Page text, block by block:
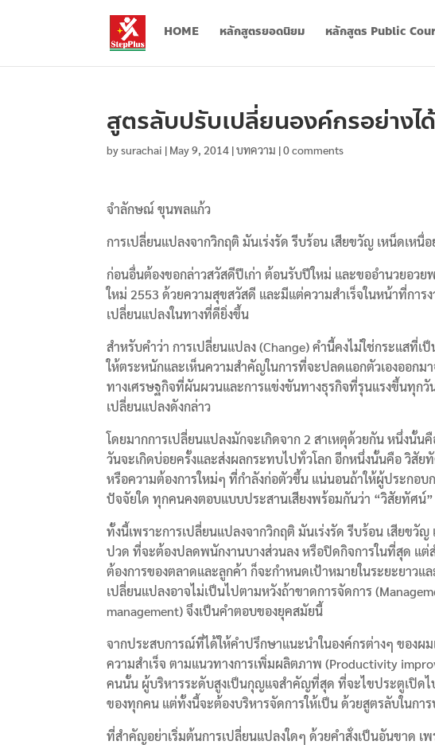
HOME หลักสูตรยอดนิยม หลักสูตร Public
สูตรลับปรับเปลี่ยนองค์กรอย่างไ
bysurachai | May 9, 2014 |บทความ |0 comments
จำลักษณ์ ขุนพลแก้ว
การเปลี่ยนแปลงจากวิกฤติ มันเร่งรัด รีบร้อน เสียขวัญ เหน็ดเห
ก่อนอื่นต้องขอกล่าวสวัสดีปีเก่า ต้อนรับปีใหม่ และขออำนวยอว
ใหม่ 2553 ด้วยความสุขสวัสดี และมีแต่ความสำเร็จในหน้าที่การ
เปลี่ยนแปลงในทางที่ดียิ่งขึ้น
สำหรับคำว่า การเปลี่ยนแปลง (Change) คำนี้คงไม่ใช่กระแสที่
ให้ตระหนักและเห็นความสำคัญในการที่จะปลดแอกตัวเองออก
ทางเศรษฐกิจที่ผันผวนและการแข่งขันทางธุรกิจที่รุนแรงขึ้นทุก
เปลี่ยนแปลงดังกล่าว
โดยมากการเปลี่ยนแปลงมักจะเกิดจาก 2 สาเหตุด้วยกัน หนึ่งนั้
วันจะเกิดบ่อยครั้งและส่งผลกระทบไปทั่วโลก อีกหนึ่งนั้นคือ วิสัย
หรือความต้องการใหม่ๆ ที่กำลังก่อตัวขึ้น แน่นอนถ้าให้ผู้ประกอ
ปัจจัยใด ทุกคนคงตอบแบบประสานเสียงพร้อมกันว่า “วิสัยทัศน์”
ทั้งนี้เพราะการเปลี่ยนแปลงจากวิกฤติ มันเร่งรัด รีบร้อน เสียข
ปวด ที่จะต้องปลดพนักงานบางส่วนลง หรือปิดกิจการในที่สุด แต่
ต้องการของตลาดและลูกค้า ก็จะกำหนดเป้าหมายในระยะยาว
เปลี่ยนแปลงอาจไม่เป็นไปตามหวังถ้าขาดการจัดการ
management) จึงเป็นคำตอบของยุคสมัยนี้
จากประสบการณ์ที่ได้ให้คำปรึกษาแนะนำในองค์กรต่างๆ ของ
ความสำเร็จ ตามแนวทางการเพิ่มผลิตภาพ (Productivity
คนนั้น ผู้บริหารระดับสูงเป็นกุญแจสำคัญที่สุด ที่จะไขประตูเปิด
ของทุกคน แต่ทั้งนี้จะต้องบริหารจัดการให้เป็น ด้วยสูตรลับในกา
ที่สำคัญอย่าเริ่มต้นการเปลี่ยนแปลงใดๆ ด้วยคำสั่งเป็นอันขาด